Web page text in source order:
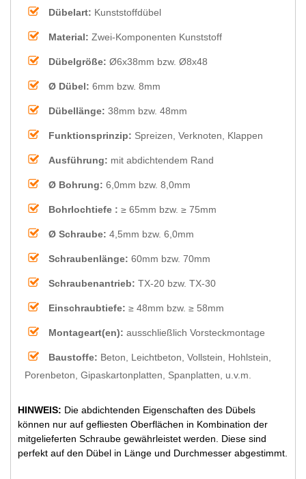
Dübelart: Kunststoffdübel
Material: Zwei-Komponenten Kunststoff
Dübelgröße: Ø6x38mm bzw. Ø8x48
Ø Dübel: 6mm bzw. 8mm
Dübellänge: 38mm bzw. 48mm
Funktionsprinzip: Spreizen, Verknoten, Klappen
Ausführung: mit abdichtendem Rand
Ø Bohrung: 6,0mm bzw. 8,0mm
Bohrlochtiefe : ≥ 65mm bzw. ≥ 75mm
Ø Schraube: 4,5mm bzw. 6,0mm
Schraubenlänge: 60mm bzw. 70mm
Schraubenantrieb: TX-20 bzw. TX-30
Einschraubtiefe: ≥ 48mm bzw. ≥ 58mm
Montageart(en): ausschließlich Vorsteckmontage
Baustoffe: Beton, Leichtbeton, Vollstein, Hohlstein,
Porenbeton, Gipaskartonplatten, Spanplatten, u.v.m.
HINWEIS: Die abdichtenden Eigenschaften des Dübels
können nur auf gefliesten Oberflächen in Kombination der
mitgelieferten Schraube gewährleistet werden. Diese sind
perfekt auf den Dübel in Länge und Durchmesser abgestimmt.